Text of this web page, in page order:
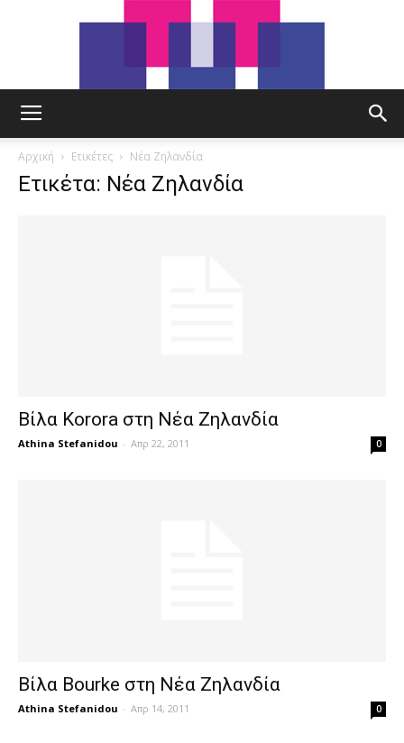
Αρχική Ετικέτες Νέα Ζηλανδία
Ετικέτα: Νέα Ζηλανδία
Βίλα Korora στη Νέα Ζηλανδία
Athina Stefanidou - Απρ 22, 2011 0
Βίλα Bourke στη Νέα Ζηλανδία
Athina Stefanidou - Απρ 14, 2011 0